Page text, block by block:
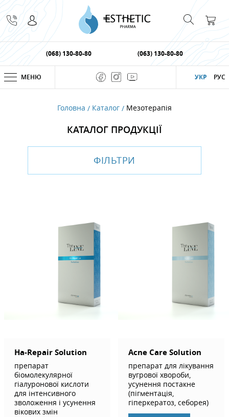
(068) 130-80-80 (063) 130-80-80
УКР РУС
МЕНЮ
Головна Каталог Мезотерапiя
КАТАЛОГ ПРОДУКЦІЇ
ФІЛЬТРИ
Ha-Repair Solution
препарат
біомолекулярної
гіалуронової кислоти
для інтенсивного
зволоження і усунення
вікових змін
Acne Care Solution
препарат для лікування
вугрової хвороби,
усунення постакне
(пігментація,
гіперкератоз, себорея)